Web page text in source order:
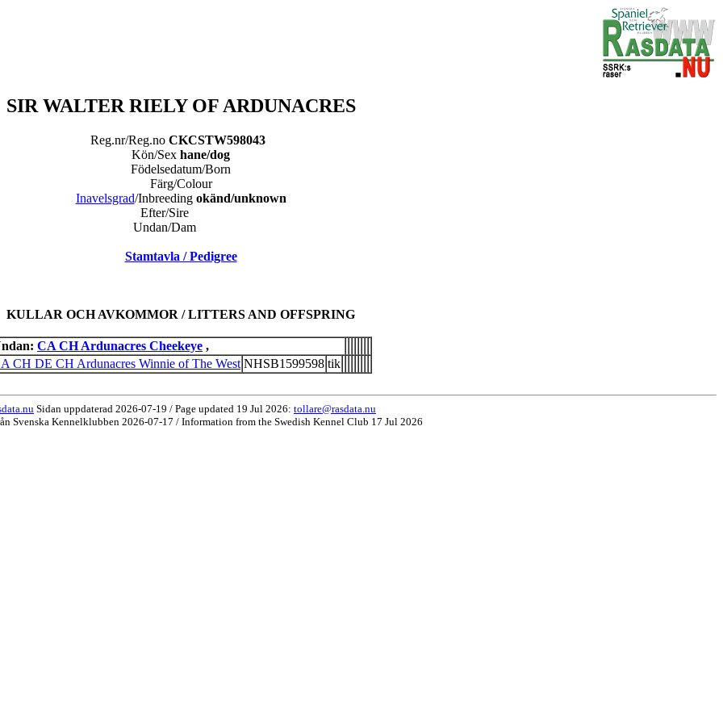
SIR WALTER RIELY OF ARDUNACRES
Reg.nr/Reg.no CKCSTW598043
Kön/Sex hane/dog
Födelsedatum/Born
Färg/Colour
Inavelsgrad/Inbreeding okänd/unknown
Efter/Sire
Undan/Dam
Stamtavla / Pedigree
KULLAR OCH AVKOMMOR / LITTERS AND OFFSPRING
CA CH Ardunacres Cheekeye ,
CH DE CH Ardunacres Winnie of The West NHSB1599598 tik
Sidan uppdaterad 2026-07-19 / Page updated 19 Jul 2026: tollare@rasdata.nu
Svenska Kennelklubben 2026-07-17 / Information from the Swedish Kennel Club 17 Jul 2026